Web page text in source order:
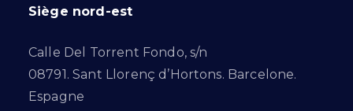
Siège nord-est
Calle Del Torrent Fondo, s/n
08791. Sant Llorenç d’Hortons. Barcelone.
Espagne